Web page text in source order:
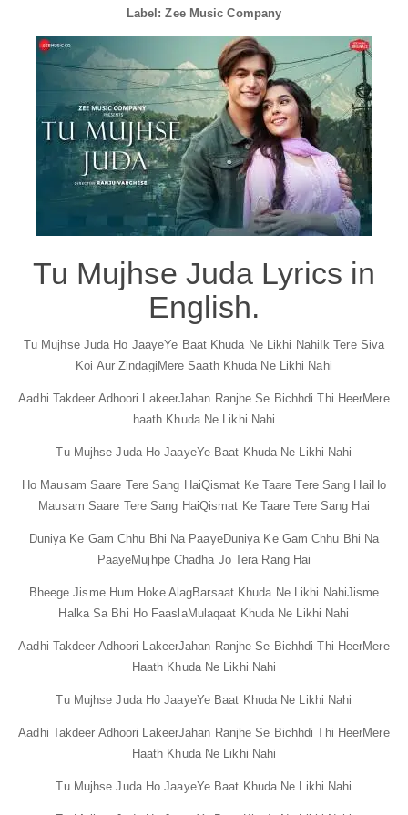
Label: Zee Music Company
Tu Mujhse Juda Lyrics in
English.
Tu Mujhse Juda Ho JaayeYe Baat Khuda Ne Likhi Nahi Ik Tere Siva
Koi Aur Zindagi Mere Saath Khuda Ne Likhi Nahi
Aadhi Takdeer Adhoori LakeerJahan Ranjhe Se Bichhdi Thi HeerMere
haath Khuda Ne Likhi Nahi
Tu Mujhse Juda Ho JaayeYe Baat Khuda Ne Likhi Nahi
Ho Mausam Saare Tere Sang HaiQismat Ke Taare Tere Sang Hai Ho
Mausam Saare Tere Sang HaiQismat Ke Taare Tere Sang Hai
Duniya Ke Gam Chhu Bhi Na PaayeDuniya Ke Gam Chhu Bhi Na
PaayeMujhpe Chadha Jo Tera Rang Hai
Bheege Jisme Hum Hoke AlagBarsaat Khuda Ne Likhi NahiJisme
Halka Sa Bhi Ho FaaslaMulaqaat Khuda Ne Likhi Nahi
Aadhi Takdeer Adhoori LakeerJahan Ranjhe Se Bichhdi Thi HeerMere
Haath Khuda Ne Likhi Nahi
Tu Mujhse Juda Ho JaayeYe Baat Khuda Ne Likhi Nahi
Aadhi Takdeer Adhoori LakeerJahan Ranjhe Se Bichhdi Thi HeerMere
Haath Khuda Ne Likhi Nahi
Tu Mujhse Juda Ho JaayeYe Baat Khuda Ne Likhi Nahi